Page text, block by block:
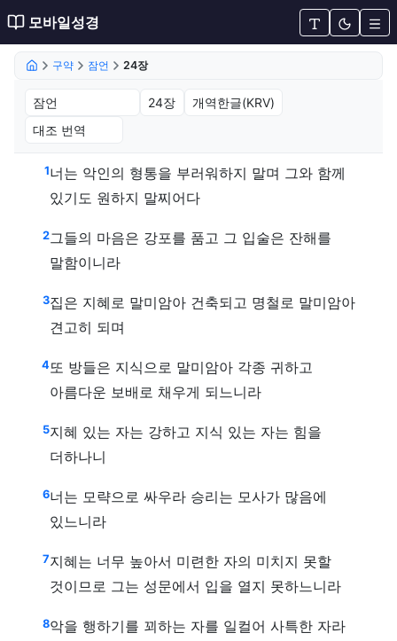
모바일성경
구약 잠언 24장
잠언 24장 (개역한글(KRV))
1너는 악인의 형통을 부러워하지 말며 그와 함께
있기도 원하지 말찌어다
2그들의 마음은 강포를 품고 그 입술은 잔해를
말함이니라
3집은 지혜로 말미암아 건축되고 명철로 말미암아
견고히 되며
4또 방들은 지식으로 말미암아 각종 귀하고
아름다운 보배로 채우게 되느니라
5지혜 있는 자는 강하고 지식 있는 자는 힘을
더하나니
6너는 모략으로 싸우라 승리는 모사가 많음에
있느니라
7지혜는 너무 높아서 미련한 자의 미치지 못할
것이므로 그는 성문에서 입을 열지 못하느니라
8악을 행하기를 꾀하는 자를 일컬어 사특한 자라